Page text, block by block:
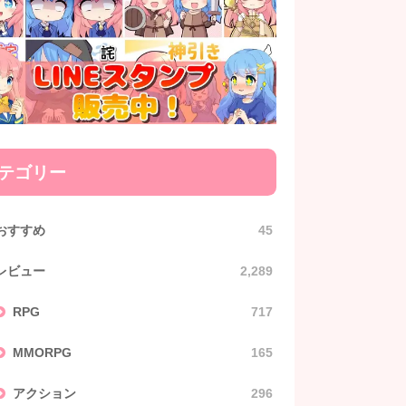
ゴリー
すすめ 45
ビュー 2,289
RPG 717
MMORPG 165
アクション 296